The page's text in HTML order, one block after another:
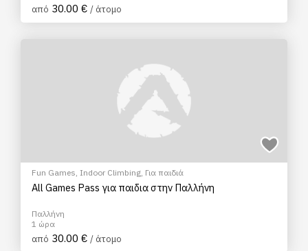
από 30.00 € / άτομο
Fun Games, Indoor Climbing, Για παιδιά
All Games Pass για παιδια στην Παλλήνη
Παλλήνη
1 ώρα
από 30.00 € / άτομο